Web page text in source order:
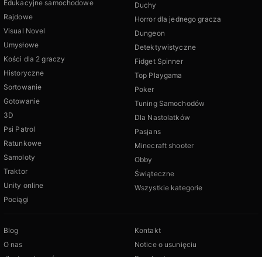
Edukacyjne samochodowe
Rajdowe
Visual Novel
Umysłowe
Kości dla 2 graczy
Historyczne
Sortowanie
Gotowanie
3D
Psi Patrol
Ratunkowe
Samoloty
Traktor
Unity online
Pociągi
Duchy
Horror dla jednego gracza
Dungeon
Detektywistyczne
Fidget Spinner
Top Playgama
Poker
Tuning Samochodów
Dla Nastolatków
Pasjans
Minecraft shooter
Obby
Świąteczne
Wszystkie kategorie
Blog
O nas
Kontakt
Notice o usunięciu